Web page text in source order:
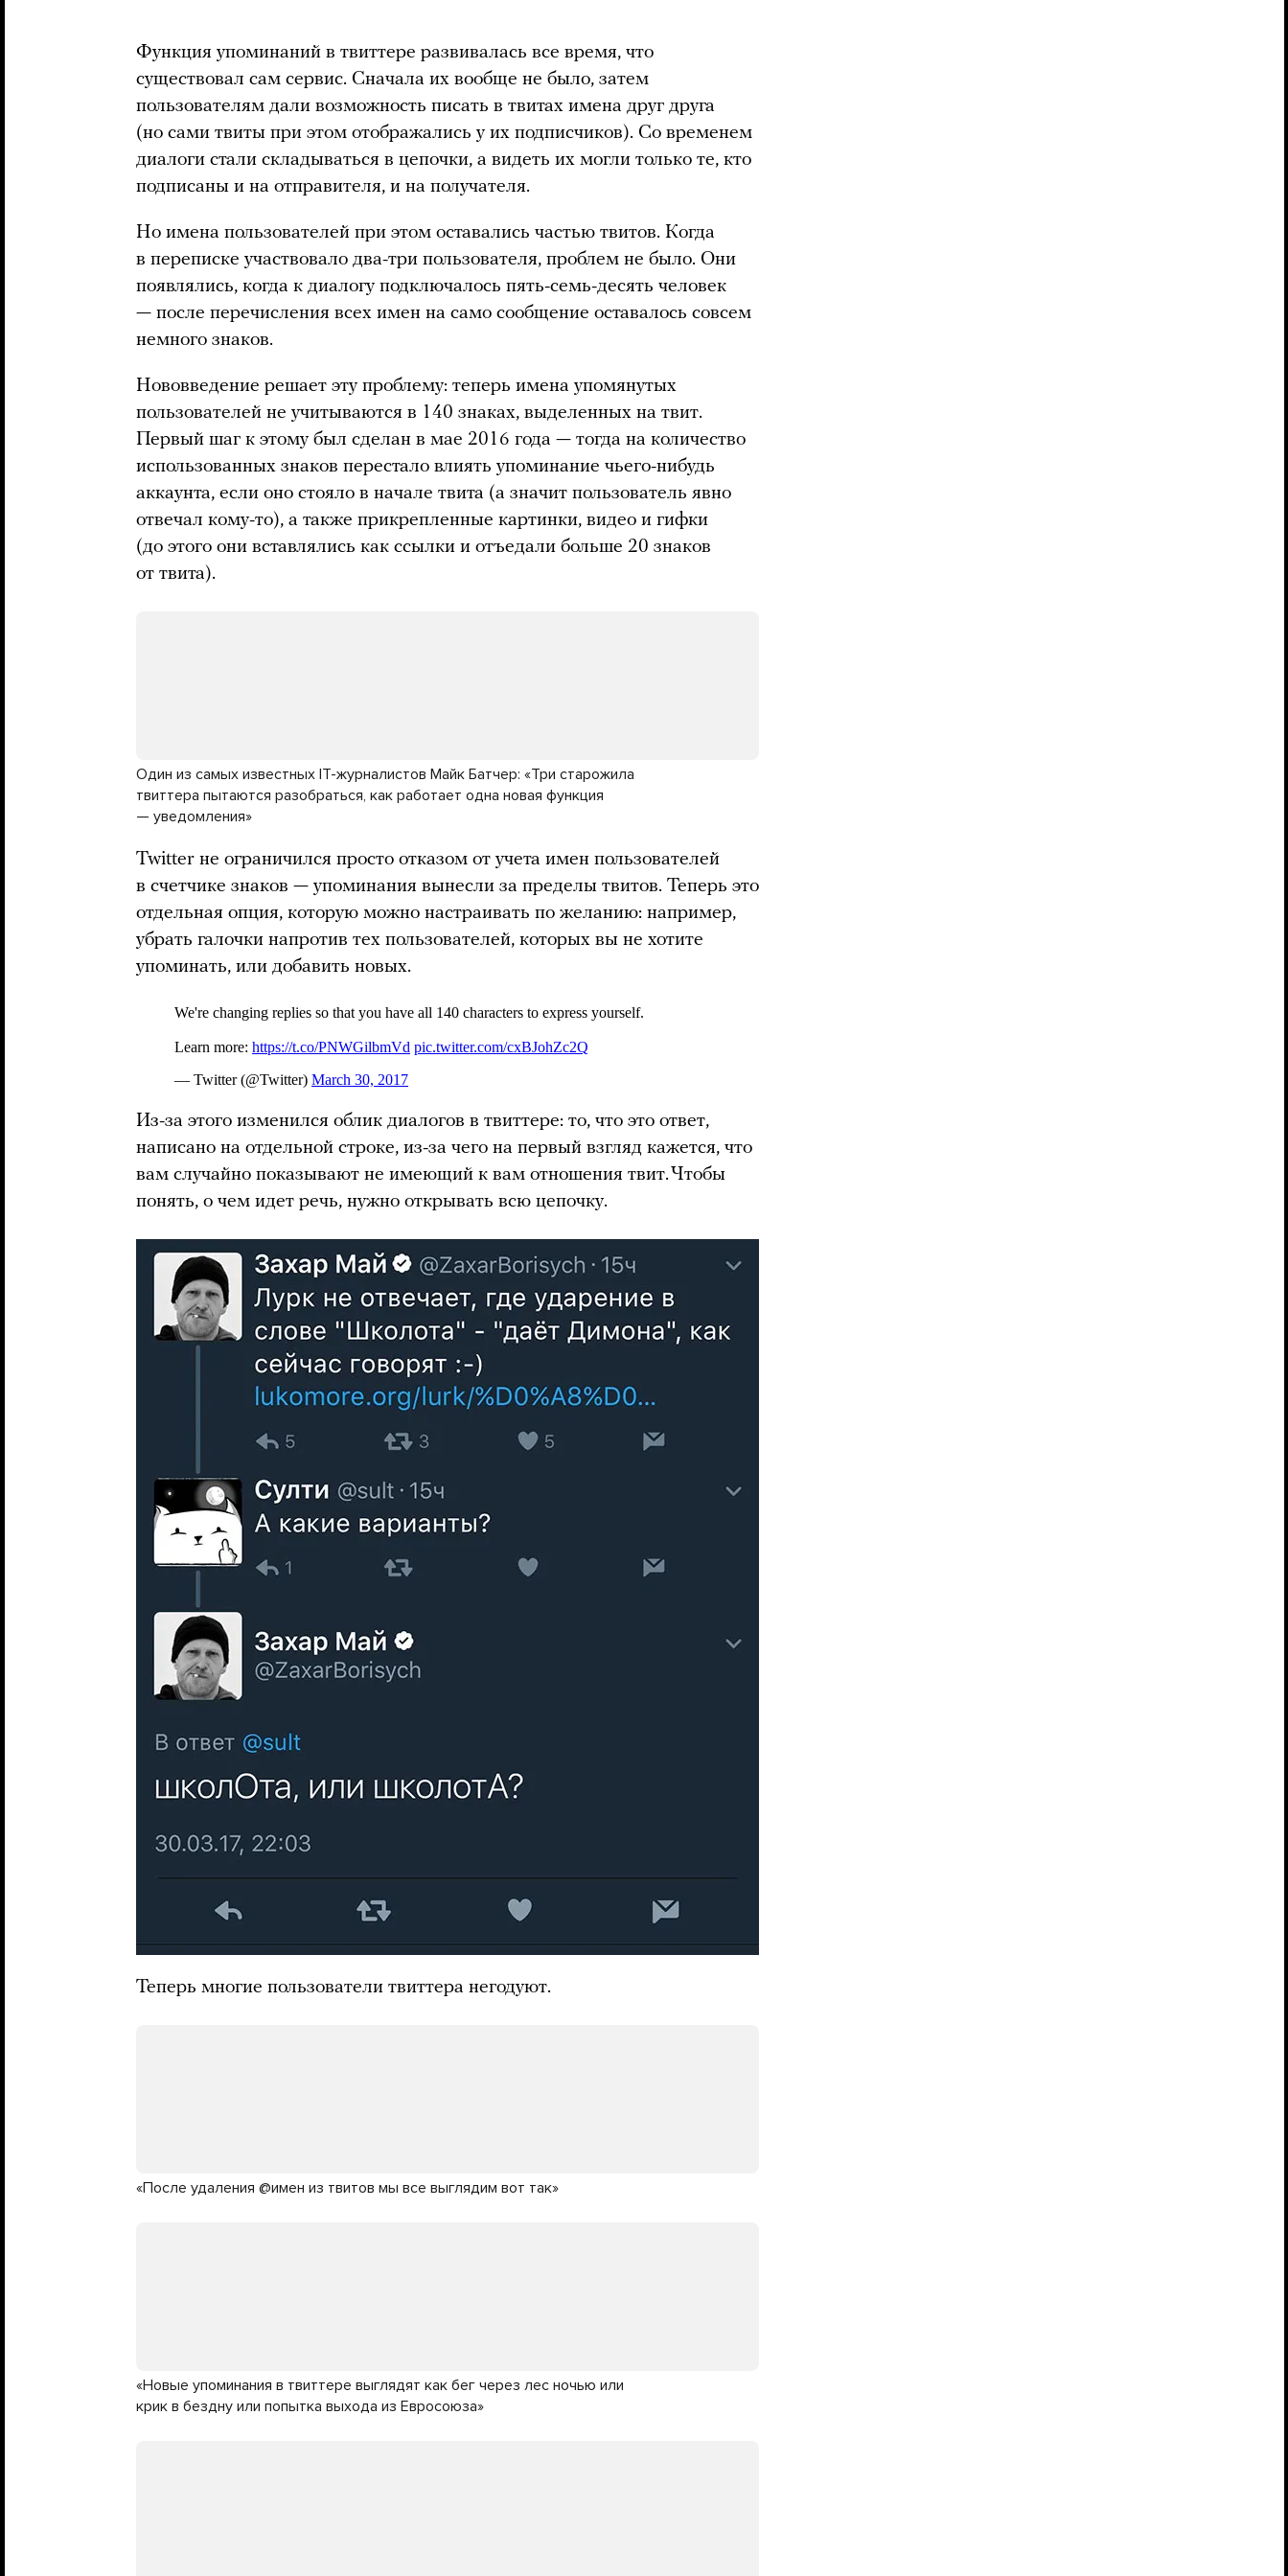
Функция упоминаний в твиттере развивалась все время, что
существовал сам сервис. Сначала их вообще не было, затем
пользователям дали возможность писать в твитах имена друг друга
(но сами твиты при этом отображались у их подписчиков). Со временем
диалоги стали складываться в цепочки, а видеть их могли только те, кто
подписаны и на отправителя, и на получателя.
Но имена пользователей при этом оставались частью твитов. Когда
в переписке участвовало два-три пользователя, проблем не было. Они
появлялись, когда к диалогу подключалось пять-семь-десять человек
— после перечисления всех имен на само сообщение оставалось совсем
немного знаков.
Нововведение решает эту проблему: теперь имена упомянутых
пользователей не учитываются в 140 знаках, выделенных на твит.
Первый шаг к этому был сделан в мае 2016 года — тогда на количество
использованных знаков перестало влиять упоминание чьего-нибудь
аккаунта, если оно стояло в начале твита (а значит пользователь явно
отвечал кому-то), а также прикрепленные картинки, видео и гифки
(до этого они вставлялись как ссылки и отъедали больше 20 знаков
от твита).
Один из самых известных IT-журналистов Майк Батчер: «Три старожила
твиттера пытаются разобраться, как работает одна новая функция
— уведомления»
Twitter не ограничился просто отказом от учета имен пользователей
в счетчике знаков — упоминания вынесли за пределы твитов. Теперь это
отдельная опция, которую можно настраивать по желанию: например,
убрать галочки напротив тех пользователей, которых вы не хотите
упоминать, или добавить новых.
Из-за этого изменился облик диалогов в твиттере: то, что это ответ,
написано на отдельной строке, из-за чего на первый взгляд кажется, что
вам случайно показывают не имеющий к вам отношения твит. Чтобы
понять, о чем идет речь, нужно открывать всю цепочку.
Теперь многие пользователи твиттера негодуют.
«После удаления @имен из твитов мы все выглядим вот так»
«Новые упоминания в твиттере выглядят как бег через лес ночью или
крик в бездну или попытка выхода из Евросоюза»